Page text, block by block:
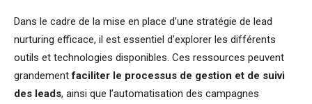
Dans le cadre de la mise en place d’une stratégie de lead
nurturing efficace, il est essentiel d’explorer les différents
outils et technologies disponibles. Ces ressources peuvent
grandementfaciliter le processus de gestion et de suivi
des leads, ainsi que l’automatisation des campagnes